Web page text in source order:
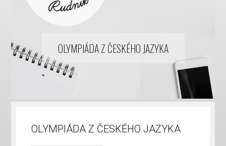
OLYMPIÁDA Z ČESKÉHO JAZYKA
OLYMPIÁDA Z ČESKÉHO JAZYKA